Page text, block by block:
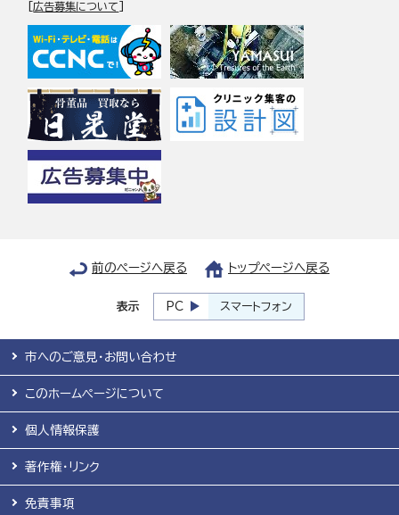
[広告募集について
前のページへ戻る トップページへ戻る
表示 PC スマートフォン
市へのご意見・お問い合わせ
このホームページについて
個人情報保護
著作権・リンク
免責事項